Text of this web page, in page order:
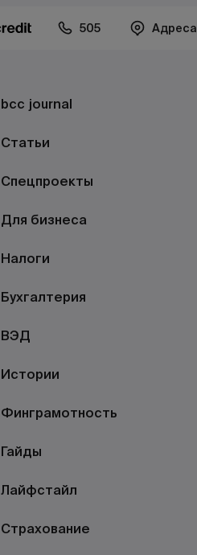
505 Адреса
bcc journal
Статьи
Спецпроекты
Для бизнеса
Налоги
Бухгалтерия
ВЭД
Истории
Финграмотность
Гайды
Лайфстайл
Страхование